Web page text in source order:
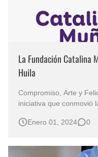
La Fundación Catalina
Huila
Compromiso, Arte y
iniciativa que conmovió la
alegría y esperanza con
lo largo de los años.
Enero 01, 2024 0